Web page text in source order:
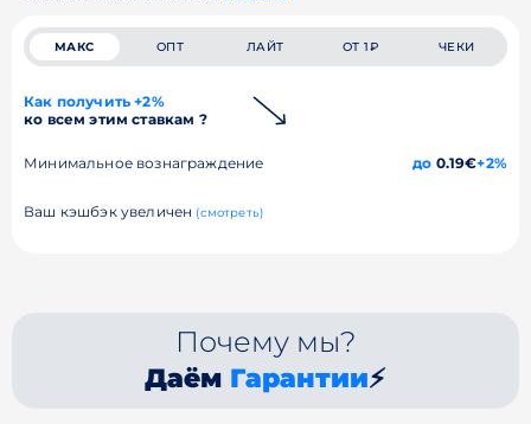
МАКС ОПТ ЛАЙТ ОТ 1₽ ЧЕКИ
Как получить +2%
ко всем этим ставкам ?
Минимальное вознаграждение до 0.19€+2%
Ваш кэшбэк увеличен (смотреть)
Почему мы?
Даём Гарантии⚡